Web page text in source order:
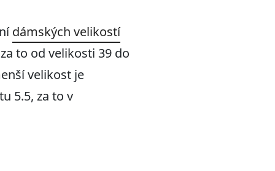
dámských velikostí
to od velikosti 39 do
velikost je
5.5, za to v